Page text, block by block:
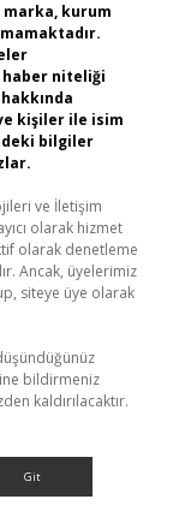
kurum
haber niteliği
kişiler ile isim
bilgiler
ve İletişim
olarak hizmet
olarak denetleme
Ancak, üyelerimiz
siteye üye olarak
bildirmeniz
kaldırılacaktır.